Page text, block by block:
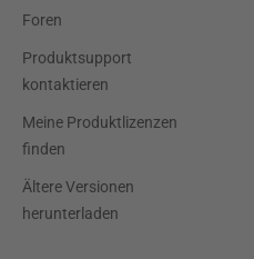
Foren
Produktsupport
kontaktieren
Meine Produktlizenzen
finden
Ältere Versionen
herunterladen